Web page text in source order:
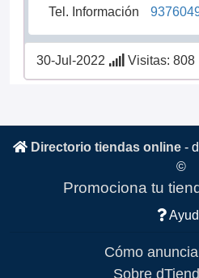
Tel. Información
30-Jul-2022 Visitas: 808
Directorio tiendas online -
©
Promociona tu
Cómo
Sobre